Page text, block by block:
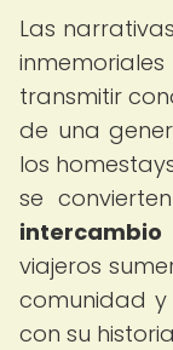
Las
transmitir
de una
los
se
viajeros
comunidad
con su